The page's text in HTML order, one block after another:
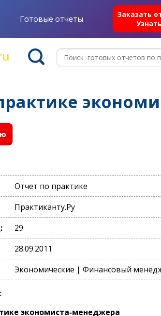
Готовые отчеты
Заказать
Отчет по практике
Практиканту.Ру
29
28.09.2011
Экономические | Финансовый
экономиста-менеджера